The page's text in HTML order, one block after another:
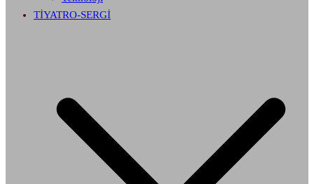
TİYATRO-SERGİ